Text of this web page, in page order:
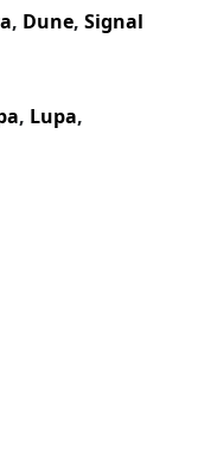
, Dune, Signal
, Lupa,